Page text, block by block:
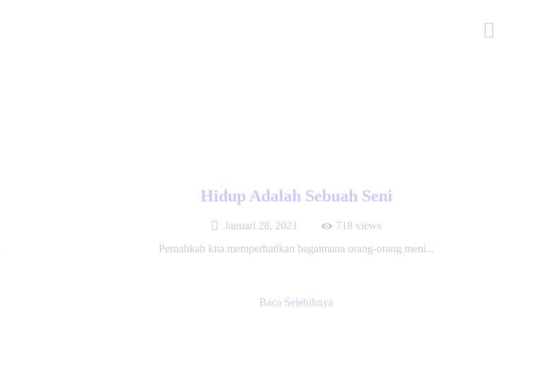
Hidup Adalah Sebuah Seni
Januari 28, 2021 718 views
Pernahkah kita memperhatikan bagaimana orang-orang meni...
Baca Selebihnya